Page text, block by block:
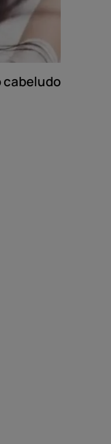
cabeludo